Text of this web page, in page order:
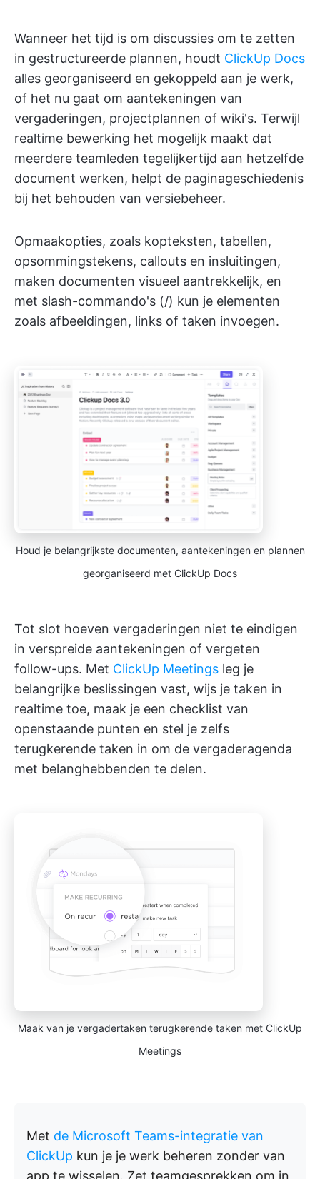
Wanneer het tijd is om discussies om te zetten
in gestructureerde plannen, houdt ClickUp Docs
alles georganiseerd en gekoppeld aan je werk,
of het nu gaat om aantekeningen van
vergaderingen, projectplannen of wiki's. Terwijl
realtime bewerking het mogelijk maakt dat
meerdere teamleden tegelijkertijd aan hetzelfde
document werken, helpt de paginageschiedenis
bij het behouden van versiebeheer.
Opmaakopties, zoals kopteksten, tabellen,
opsommingstekens, callouts en insluitingen,
maken documenten visueel aantrekkelijk, en
met slash-commando's (/) kun je elementen
zoals afbeeldingen, links of taken invoegen.
Houd je belangrijkste documenten, aantekeningen en plannen
georganiseerd met ClickUp Docs
Tot slot hoeven vergaderingen niet te eindigen
in verspreide aantekeningen of vergeten
follow-ups. Met ClickUp Meetings leg je
belangrijke beslissingen vast, wijs je taken in
realtime toe, maak je een checklist van
openstaande punten en stel je zelfs
terugkerende taken in om de vergaderagenda
met belanghebbenden te delen.
Maak van je vergadertaken terugkerende taken met ClickUp
Meetings
Met de Microsoft Teams-integratie van
ClickUp kun je je werk beheren zonder van
app te wisselen. Zet teamgesprekken om in